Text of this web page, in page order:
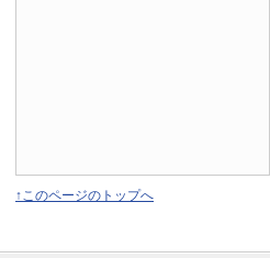
↑このページのトップへ